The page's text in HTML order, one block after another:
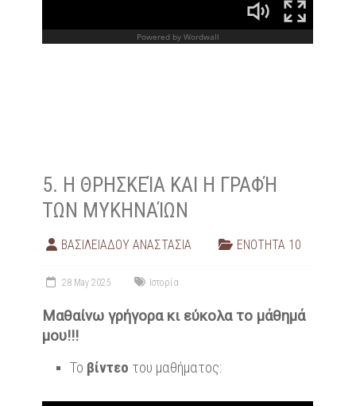
5. Η ΘΡΗΣΚΕΊΑ ΚΑΙ Η ΓΡΑΦΉ
ΤΩΝ ΜΥΚΗΝΑΊΩΝ
ΒΑΣΙΛΕΙΑΔΟΥ ΑΝΑΣΤΑΣΙΑ ΕΝΟΤΗΤΑ 10
28 May 2025 Ιστορία
Μαθαίνω γρήγορα κι εύκολα το μάθημά
μου!!!
Το βίντεο του μαθήματος: